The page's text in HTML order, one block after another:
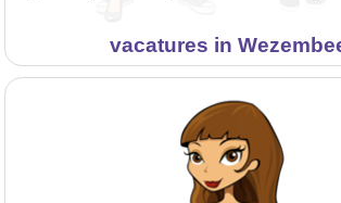
vacatures in